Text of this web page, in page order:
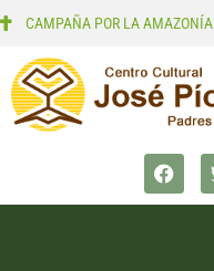
CAMPAÑA POR LA AMAZONÍA